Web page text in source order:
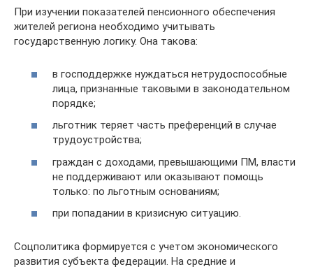
При изучении показателей пенсионного обеспечения
жителей региона необходимо учитывать
государственную логику. Она такова:
в господдержке нуждаться нетрудоспособные
лица, признанные таковыми в законодательном
порядке;
льготник теряет часть преференций в случае
трудоустройства;
граждан с доходами, превышающими ПМ, власти
не поддерживают или оказывают помощь
только: по льготным основаниям;
при попадании в кризисную ситуацию.
Соцполитика формируется с учетом экономического
развития субъекта федерации. На средние и